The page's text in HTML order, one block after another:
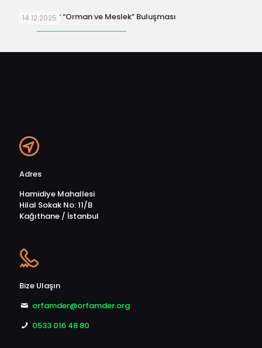
14.12.2025
ORFAMDER “Orman ve Meslek” Buluşması
Adres
Hamidiye Mahallesi
Hilal Sokak No: 11/B
Kağıthane / İstanbul
Bize Ulaşın
orfamder@orfamder.org
0533 016 48 80